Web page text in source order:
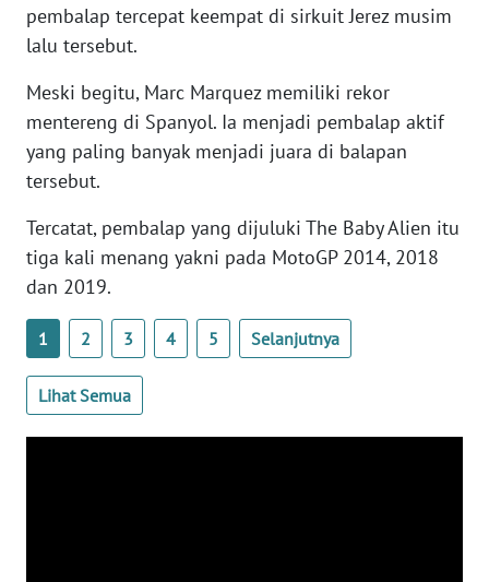
pembalap tercepat keempat di sirkuit Jerez musim
lalu tersebut.
Meski begitu, Marc Marquez memiliki rekor
mentereng di Spanyol. Ia menjadi pembalap aktif
yang paling banyak menjadi juara di balapan
tersebut.
Tercatat, pembalap yang dijuluki The Baby Alien itu
tiga kali menang yakni pada MotoGP 2014, 2018
dan 2019.
1 2 3 4 5 Selanjutnya
Lihat Semua
WN
PAPUA
WN
RIAU
SERAMBI
WN
JAMBI
WN
SULTRA